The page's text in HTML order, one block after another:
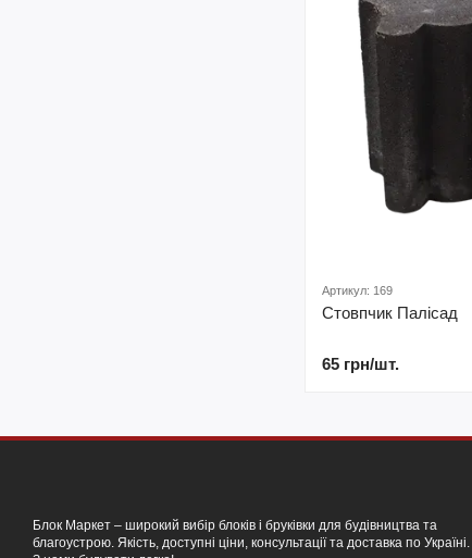
Артикул: 169
Стовпчик Палісад
65 грн/шт.
Блок Маркет – широкий вибір блоків і бруківки для будівництва та
благоустрою. Якість, доступні ціни, консультації та доставка по Україні.